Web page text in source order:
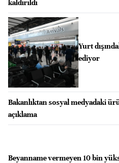
kaldırıldı
Yurt
ediyor
Bakanlıktan sosyal medyadaki
açıklama
Beyanname vermeyen 10 bin